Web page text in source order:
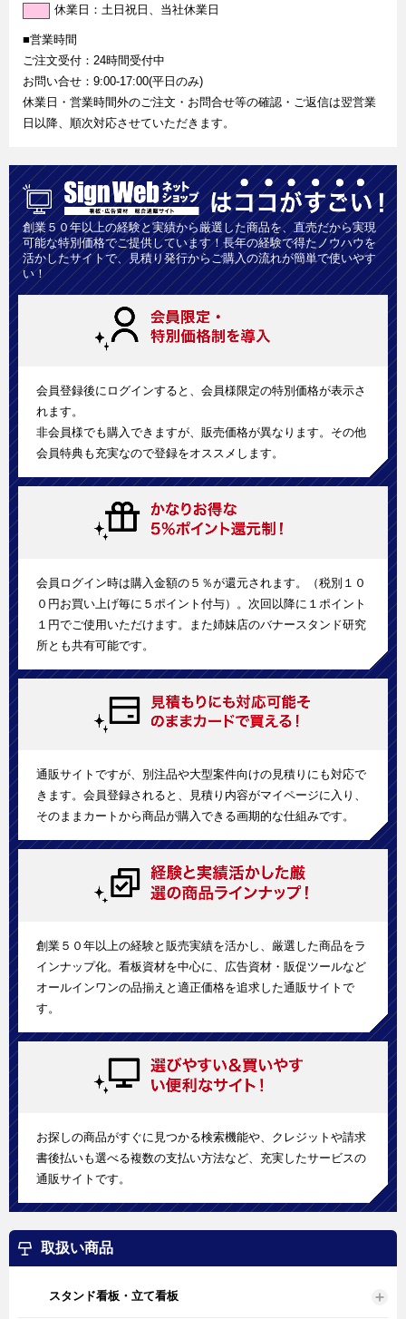
休業日：土日祝日、当社休業日
■営業時間
ご注文受付：24時間受付中
お問い合せ：9:00-17:00(平日のみ)
休業日・営業時間外のご注文・お問合せ等の確認・ご返信は翌営業
日以降、順次対応させていただきます。
創業５０年以上の経験と実績から厳選した商品を、直売だから実現
可能な特別価格でご提供しています！長年の経験で得たノウハウを
活かしたサイトで、見積り発行からご購入の流れが簡単で使いやす
い！
会員登録後にログインすると、会員様限定の特別価格が表示さ
れます。
非会員様でも購入できますが、販売価格が異なります。その他
会員特典も充実なので登録をオススメします。
会員ログイン時は購入金額の５％が還元されます。（税別１０
０円お買い上げ毎に５ポイント付与）。次回以降に１ポイント
１円でご使用いただけます。また姉妹店のバナースタンド研究
所とも共有可能です。
通販サイトですが、別注品や大型案件向けの見積りにも対応で
きます。会員登録されると、見積り内容がマイページに入り、
そのままカートから商品が購入できる画期的な仕組みです。
創業５０年以上の経験と販売実績を活かし、厳選した商品をラ
インナップ化。看板資材を中心に、広告資材・販促ツールなど
オールインワンの品揃えと適正価格を追求した通販サイトで
す。
お探しの商品がすぐに見つかる検索機能や、クレジットや請求
書後払いも選べる複数の支払い方法など、充実したサービスの
通販サイトです。
取扱い商品
スタンド看板・立て看板